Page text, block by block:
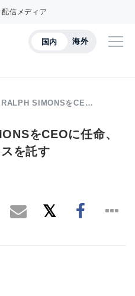
信メディア
国内 海外
RALPH SIMONSをCE…
をCEOに任命、
を託す